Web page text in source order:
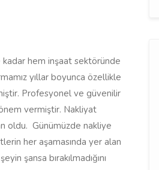
hem inşaat sektöründe
yıllar boyunca özellikle
Profesyonel ve güvenilir
vermiştir. Nakliyat
oldu. Günümüzde nakliye
her aşamasında yer alan
şansa bırakılmadığını